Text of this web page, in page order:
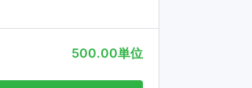
500.00単位